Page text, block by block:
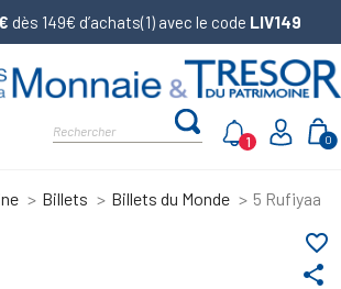
dès 149€ d’achats(1) avec le code LIV149
0
1
Billets Billets du Monde 5 Rufiyaa
share
favorite_border